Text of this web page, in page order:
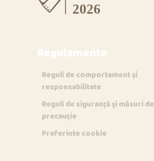
Regulamente
Reguli de comportament și
responsabilitate
Reguli de siguranță și măsuri de
precauție
Preferinte cookie